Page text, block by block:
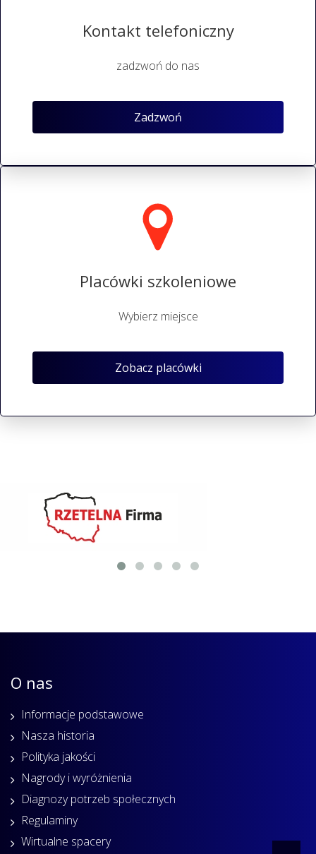
Kontakt telefoniczny
zadzwoń do nas
Zadzwoń
Placówki szkoleniowe
Wybierz miejsce
Zobacz placówki
O nas
Informacje podstawowe
Nasza historia
Polityka jakości
Nagrody i wyróżnienia
Diagnozy potrzeb społecznych
Regulaminy
Wirtualne spacery